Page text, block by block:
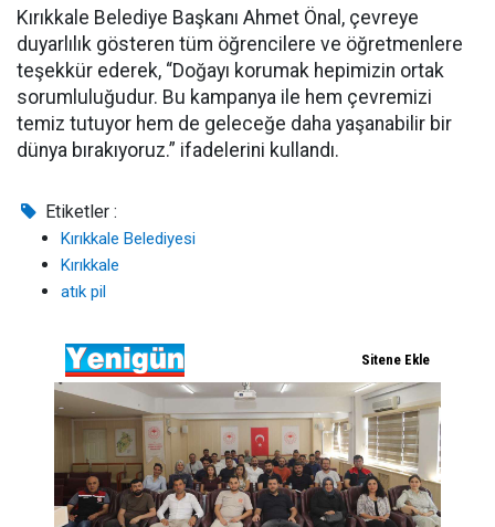
Kırıkkale Belediye Başkanı Ahmet Önal, çevreye
duyarlılık gösteren tüm öğrencilere ve öğretmenlere
teşekkür ederek, “Doğayı korumak hepimizin ortak
sorumluluğudur. Bu kampanya ile hem çevremizi
temiz tutuyor hem de geleceğe daha yaşanabilir bir
dünya bırakıyoruz.” ifadelerini kullandı.
Etiketler :
Kırıkkale Belediyesi
Kırıkkale
atık pil